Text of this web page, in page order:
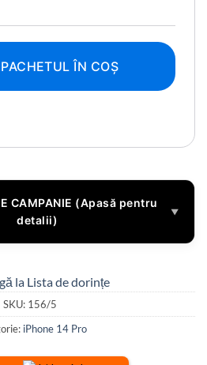
ÎN COȘ
CAMPANIE (Apasă pentru
detalii)
▼
la Lista de dorințe
SKU: 156/5
iPhone 14 Pro